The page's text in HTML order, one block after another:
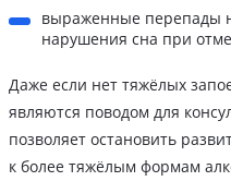
выраженные перепады
нарушения сна при
Даже если нет тяжёлых
являются поводом для
позволяет остановить
к более тяжёлым формам